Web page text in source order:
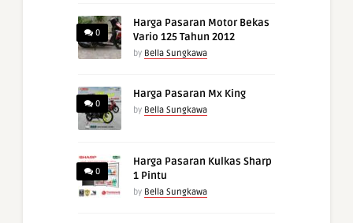
0
Harga Pasaran Motor Bekas
Vario 125 Tahun 2012
by Bella Sungkawa
0
Harga Pasaran Mx King
by Bella Sungkawa
0
Harga Pasaran Kulkas Sharp
1 Pintu
by Bella Sungkawa